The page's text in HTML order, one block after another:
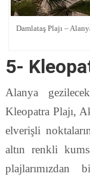
Damlataş Plajı –
5-
Alanya
Kleopatra Plajı,
elverişli
altın renkli